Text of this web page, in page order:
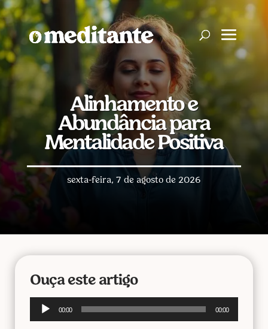
Alinhamento e
Abundância para
Mentalidade Positiva
sexta-feira, 7 de agosto de 2026
Ouça este artigo
Tocador
00:00 00:00